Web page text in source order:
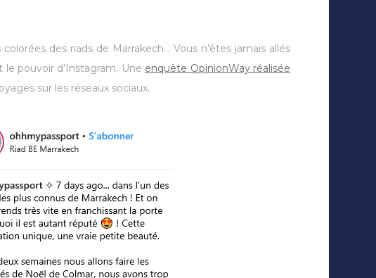
nouveau
guide
voyage
des riads de Marrakech… Vous n’êtes jamais allés
pouvoir d’Instagram. Une enquête OpinionWay réalisée
sur les réseaux sociaux.